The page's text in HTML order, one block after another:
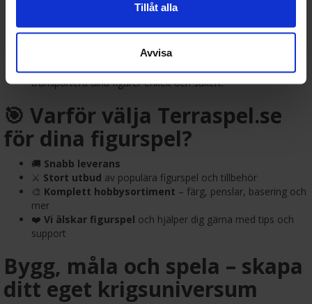
Tillåt alla
Avvisa
Lim, basmaterial och konverteringstillbehör:
dina figurer och skapa egna scener.
Förvaringslådor och magnetisering:Skydda och
transportera dina figurer enkelt och säkert.
🎯 Varför välja Terraspel.se
för dina figurspel?
🚚 Snabb leverans
⚔️ Stort utbud av populära figurspel och tillbehör
🎨 Komplett hobbysortiment – färg, penslar, basering och
mer
❤️ Vi älskar figurspel och hjälper dig gärna med tips och
support
Bygg, måla och spela – skapa
ditt eget krigsuniversum